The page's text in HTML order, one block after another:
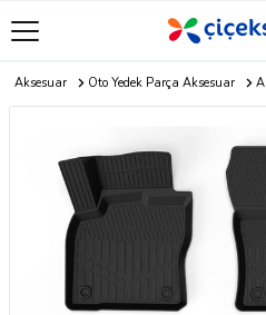
Aksesuar Oto Yedek Parça Aksesuar